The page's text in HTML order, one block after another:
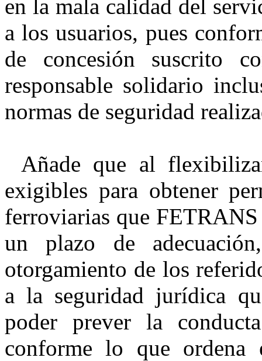
en la mala calidad del
a los usuarios, pues
de concesión suscrito
responsable solidario
normas de seguridad
Añade que al
exigibles para obtener
ferroviarias que FETRANS
un plazo de
otorgamiento de los
a la seguridad jurídica
poder prever la
conforme lo que ordena